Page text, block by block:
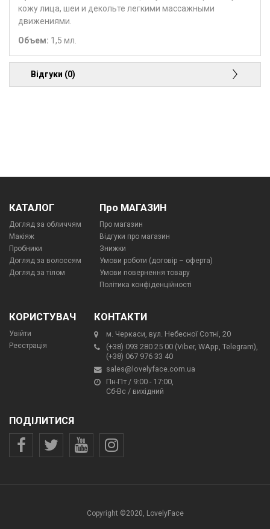
кожу лица, шеи и декольте легкими массажными
движениями.
Объем: 1,5 мл.
Відгуки (0)
КАТАЛОГ
Догляд за обличчям
Макіяж
Пробники
Догляд за волоссям
Догляд за тілом
Про МАГАЗИН
Про магазин
Відгуки про магазин
Знижки
Умови роботи (договір – оферта)
Умови повернення товару
Політика конфіденційності
КОРИСТУВАЧ
Увійти
Реєстрація
КОНТАКТИ
м. Черкаси, вул. Небесної Сотні, 20
(+38) 093 280 25 00 (Viber, WApp, Telegram),
(+38) 067 976 33 40
sales@lovelyface.com.ua
Пн-Пт / 9:00 - 17:00,
Сб-Вс / вихідний
ПОДІЛИТИСЯ
Copyright ©2020, LovelyFace